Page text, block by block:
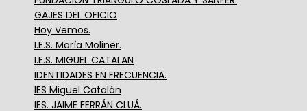
GAJES DEL OFICIO
Hoy Vemos.
I.E.S. María Moliner.
I.E.S. MIGUEL CATALAN
IDENTIDADES EN FRECUENCIA.
IES Miguel Catalán
IES. JAIME FERRÁN CLUÁ.